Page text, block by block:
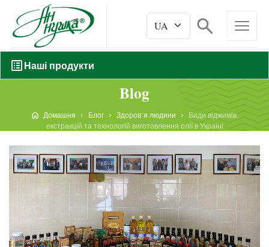
Наші продукти
Blog
Домашня Блог Здоров`я людини
Види віджимів,
екстракцій та технологій виготовлення олії в Україні